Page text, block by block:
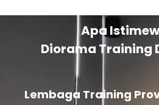
Apa
Diorama Training
Lembaga Training